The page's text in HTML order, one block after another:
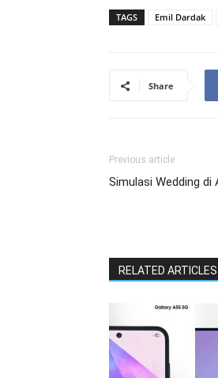
TAGS Emil Dardak
Share
Previous article
Simulasi Wedding
RELATED ARTICLES